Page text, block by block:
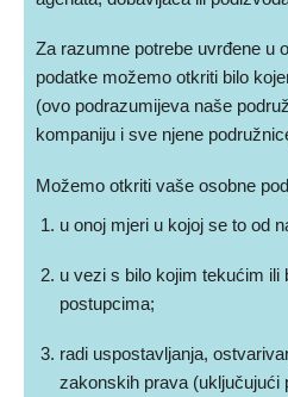
Za razumne potrebe uvrđene u
podatke možemo otkriti bilo
(ovo podrazumijeva naše
kompaniju i sve njene
Možemo otkriti vaše osobne
u onoj mjeri u kojoj se to od
u vezi s bilo kojim tekućim ili
postupcima;
radi uspostavljanja,
zakonskih prava (uključujući